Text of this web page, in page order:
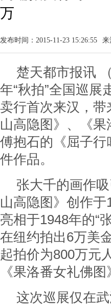
万
发布时间：2015-11-23 15:26:55 来
楚天都市报讯
年“秋拍”全国巡
卖行首次来汉，
山高隐图》、《
傅抱石的《屈子
件作品。
张大千的画作
山高隐图》创作
亮相于1948年的“
在纽约拍出6万美
起拍价为800万元
《果洛番女礼佛
这次巡展仅在